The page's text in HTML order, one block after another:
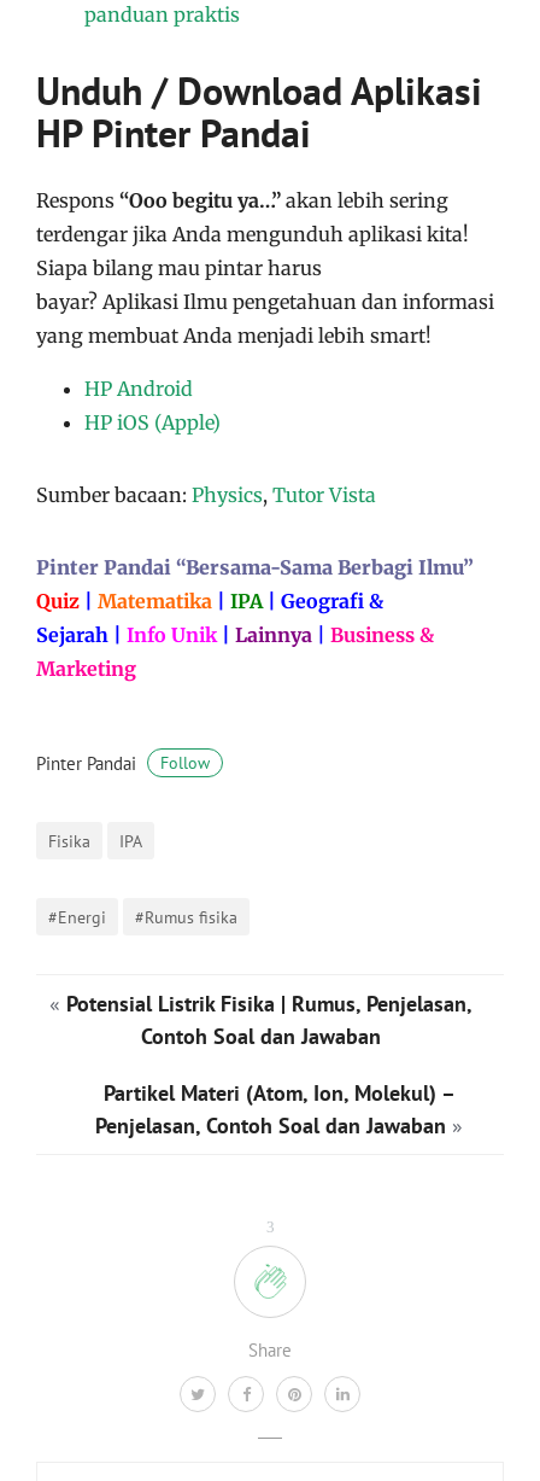
3
Share
panduan praktis
Unduh / Download Aplikasi
HP Pinter Pandai
Respons “Ooo begitu ya…” akan lebih sering
terdengar jika Anda mengunduh aplikasi kita!
Siapa bilang mau pintar harus
bayar? Aplikasi Ilmu pengetahuan dan informasi
yang membuat Anda menjadi lebih smart!
HP Android
HP iOS (Apple)
Sumber bacaan: Physics, Tutor Vista
Pinter Pandai “Bersama-Sama Berbagi Ilmu”
Quiz
Matematika IPA
Geografi &
Sejarah
Info Unik Lainnya
Business &
Marketing
Pinter Pandai Follow
Fisika IPA
#Energi #Rumus fisika
« Potensial Listrik Fisika | Rumus, Penjelasan,
Contoh Soal dan Jawaban
Partikel Materi (Atom, Ion, Molekul) –
Penjelasan, Contoh Soal dan Jawaban »